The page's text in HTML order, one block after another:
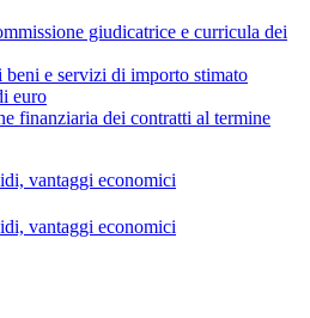
giudicatrice e curricula dei
e servizi di importo stimato
euro
finanziaria dei contratti al termine
vantaggi economici
vantaggi economici